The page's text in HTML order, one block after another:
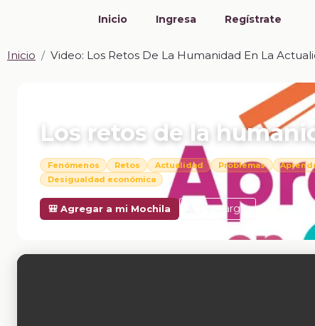
Inicio Ingresa Regístrate
Inicio Video: Los Retos De La Humanidad En La
Los retos de la
Fenómenos Retos Actualidad Problemas
Desigualdad económica
🎒 Agregar a mi Mochila Descargar